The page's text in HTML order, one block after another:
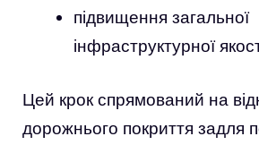
підвищення загальної
інфраструктурної
Цей крок спрямований на
дорожнього покриття задля